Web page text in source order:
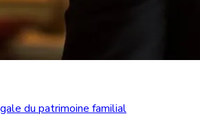
du patrimoine familial